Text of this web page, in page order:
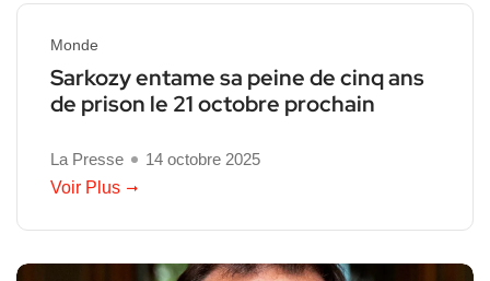
Monde
Sarkozy entame sa peine de cinq ans
de prison le 21 octobre prochain
La Presse
14 octobre 2025
Voir Plus